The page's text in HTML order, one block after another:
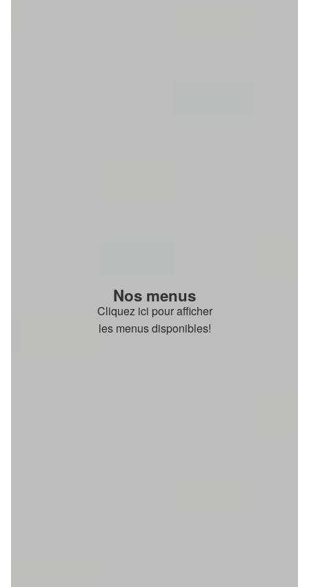
Nos menus
Cliquez ici pour afficher
les menus disponibles!